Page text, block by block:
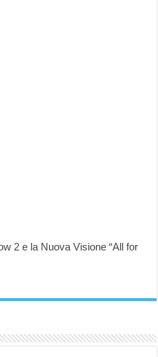
2 e la Nuova Visione “All for